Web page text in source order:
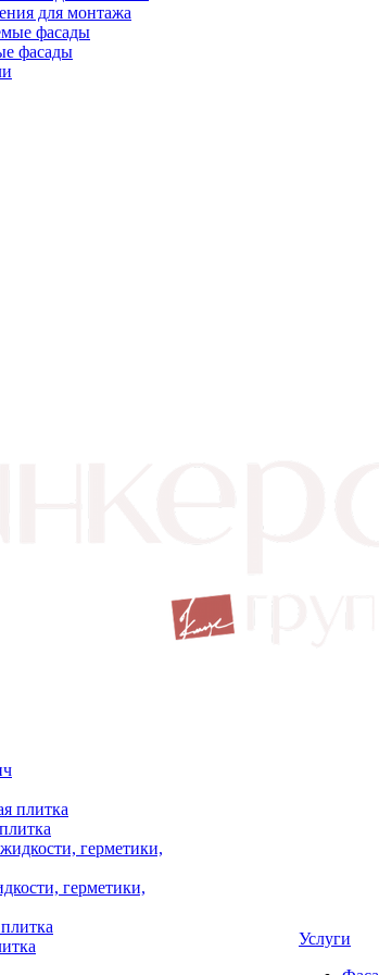
для монтажа
фасады
герметики,
Услуги